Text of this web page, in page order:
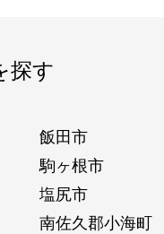
探す
飯田市
駒ヶ根市
塩尻市
南佐久郡小海町